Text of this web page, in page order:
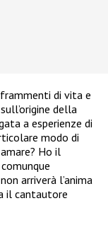
di vita e
della
a esperienze di
modo di
Ho il
arriverà l’anima
il cantautore